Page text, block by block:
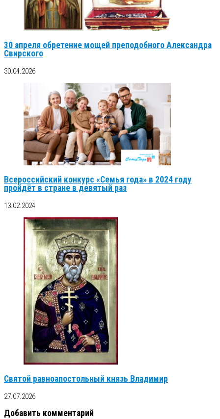
30 апреля обретение мощей преподобного Александра
Свирского
30.04.2026
Всероссийский конкурс «Семья года» в 2024 году
пройдёт в стране в девятый раз
13.02.2024
Святой равноапостольный князь Владимир
27.07.2026
Добавить комментарий